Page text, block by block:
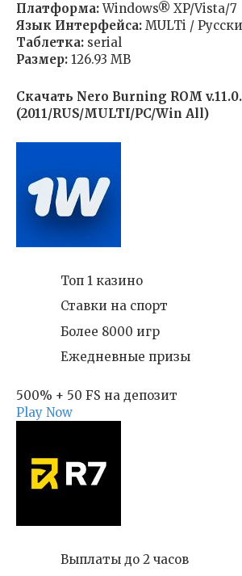
Платформа:Windows® XP/Vista/7
Язык Интерфейса: MULTi /
Таблетка: serial
Размер: 126.93 MB
Скачать Nero Burning ROM
(2011/RUS/MULTI/PC/Win All)
Топ 1 казино
Ставки на спорт
Более 8000 игр
Ежедневные призы
500% + 50 FS на депозит
Play Now
Выплаты до 2 часов